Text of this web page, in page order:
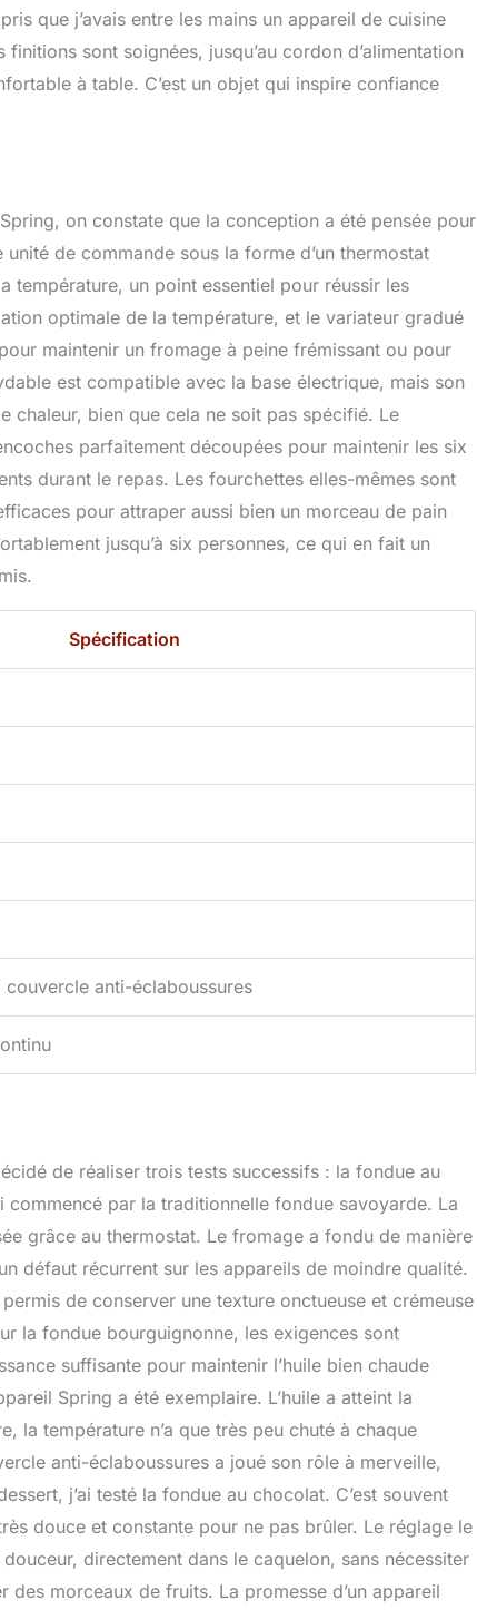
que j’avais entre les mains un appareil de cuisine
sont soignées, jusqu’au cordon d’alimentation
à table. C’est un objet qui inspire confiance
on constate que la conception a été pensée pour
de commande sous la forme d’un thermostat
température, un point essentiel pour réussir les
optimale de la température, et le variateur gradué
maintenir un fromage à peine frémissant ou pour
est compatible avec la base électrique, mais son
chaleur, bien que cela ne soit pas spécifié. Le
parfaitement découpées pour maintenir les six
durant le repas. Les fourchettes elles-mêmes sont
pour attraper aussi bien un morceau de pain
jusqu’à six personnes, ce qui en fait un
Spécification
anti-éclaboussures
de réaliser trois tests successifs : la fondue au
par la traditionnelle fondue savoyarde. La
grâce au thermostat. Le fromage a fondu de manière
défaut récurrent sur les appareils de moindre qualité.
de conserver une texture onctueuse et crémeuse
la fondue bourguignonne, les exigences sont
suffisante pour maintenir l’huile bien chaude
Spring a été exemplaire. L’huile a atteint la
la température n’a que très peu chuté à chaque
anti-éclaboussures a joué son rôle à merveille,
j’ai testé la fondue au chocolat. C’est souvent
douce et constante pour ne pas brûler. Le réglage le
directement dans le caquelon, sans nécessiter
morceaux de fruits. La promesse d’un appareil